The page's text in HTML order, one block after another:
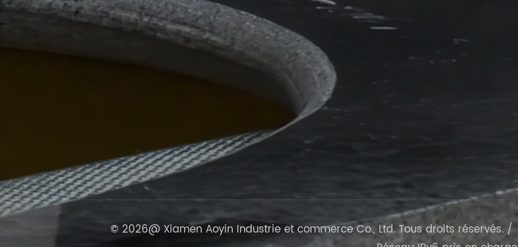
© 2026@ Xiamen Aoyin Industrie et commerce Co., Ltd. Tous droits réservés. /